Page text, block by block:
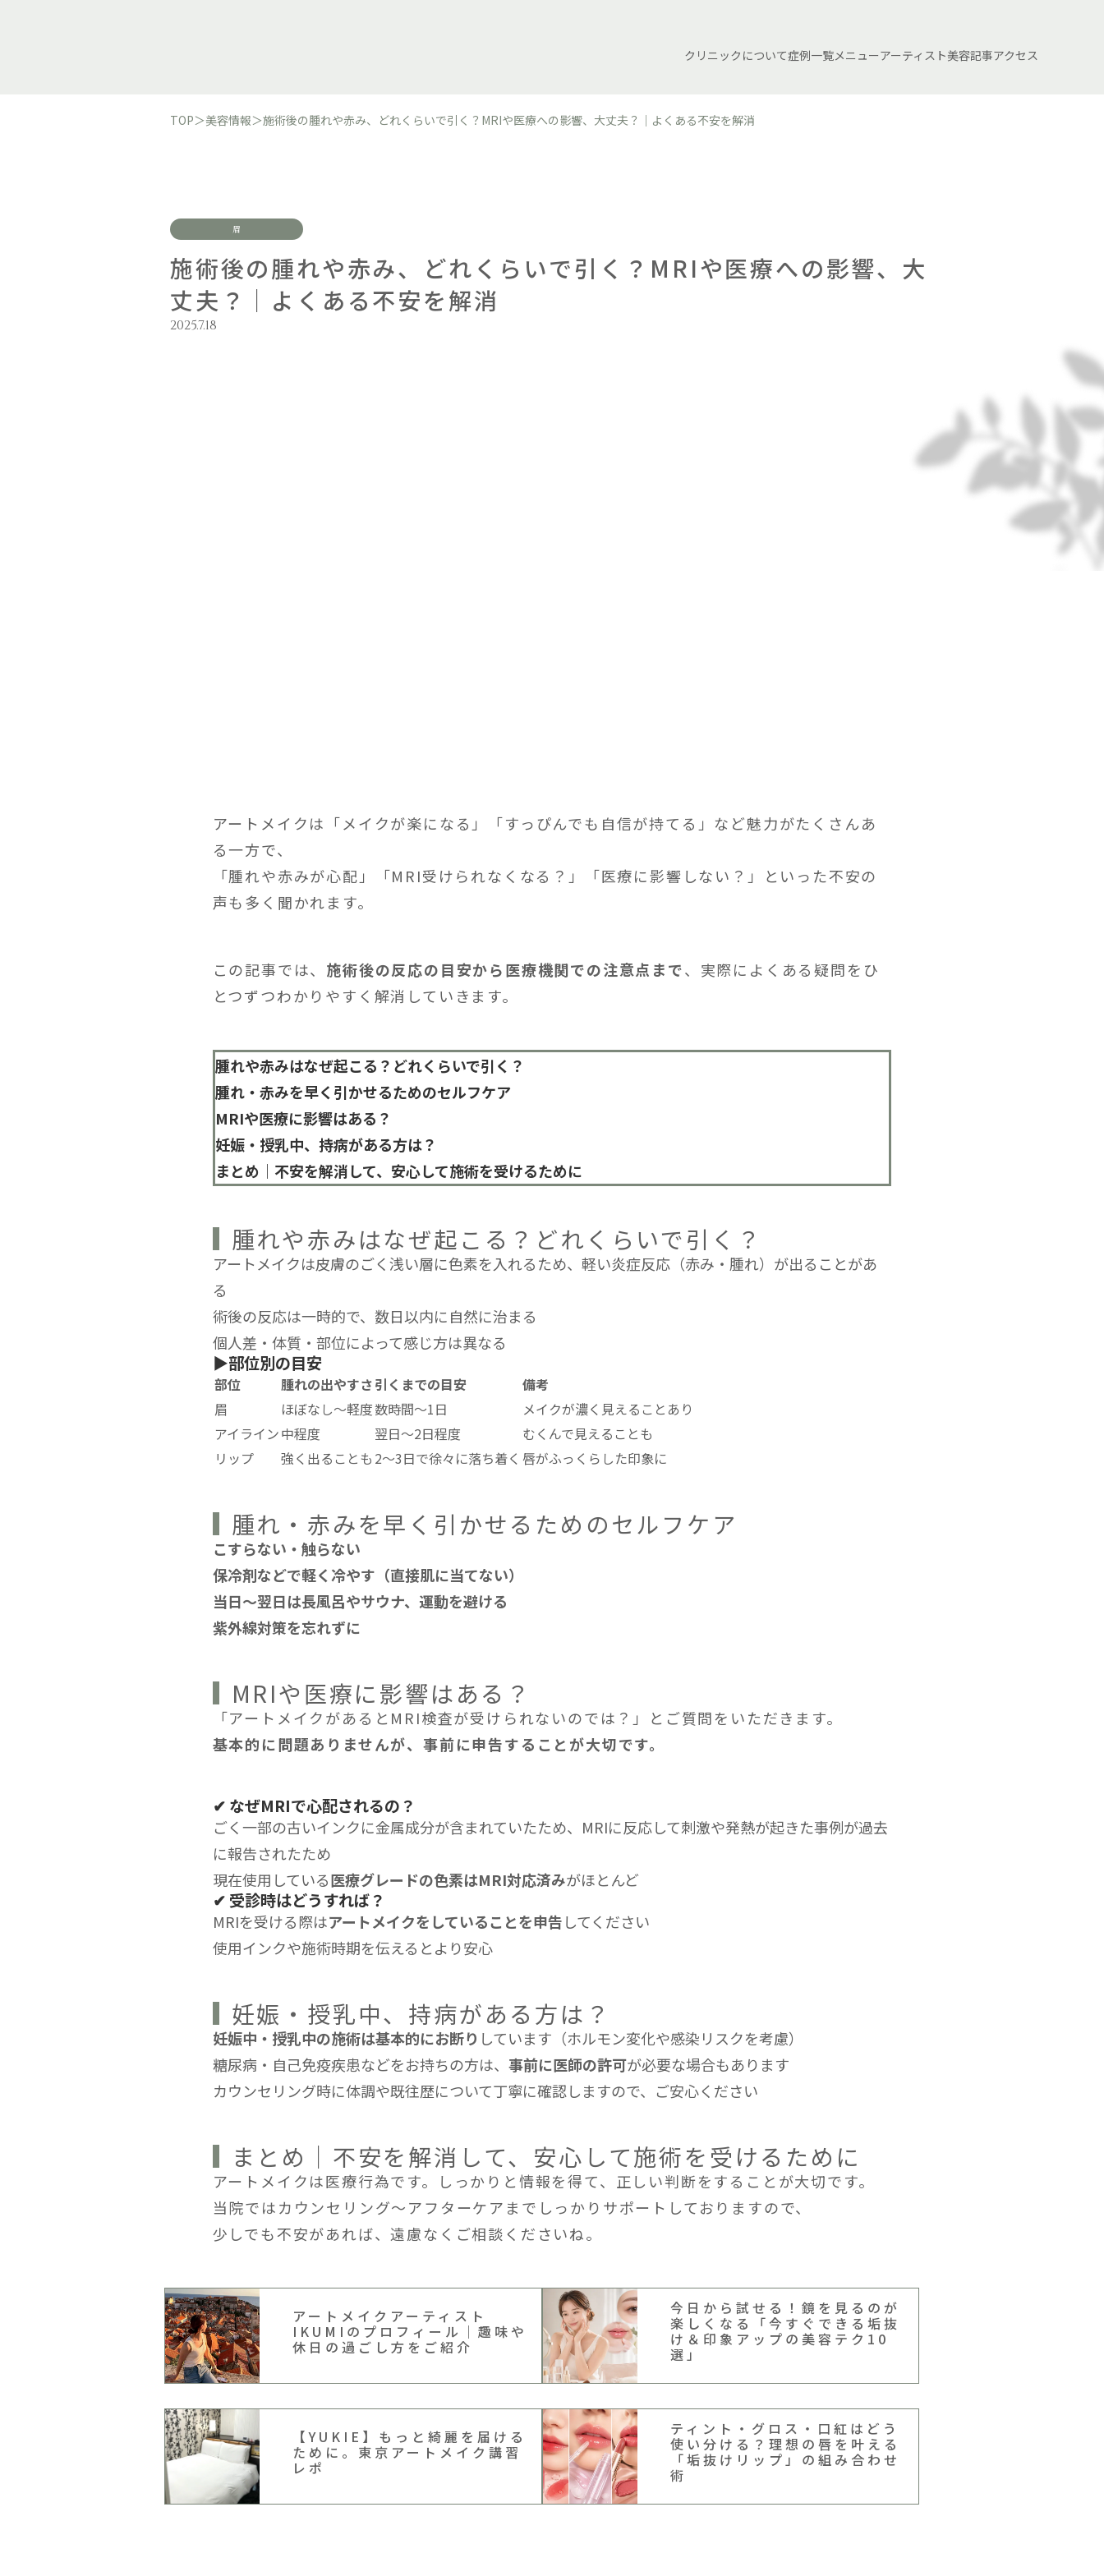
クリニックについて症例一覧メニューアーティスト美容記事アクセス
TOP＞美容情報＞施術後の腫れや赤み、どれくらいで引く？MRIや医療への影響、大丈夫？｜よくある不安を解消
眉
施術後の腫れや赤み、どれくらいで引く？MRIや医療への影響、大
丈夫？｜よくある不安を解消
2025.7.18
アートメイクは「メイクが楽になる」「すっぴんでも自信が持てる」など魅力がたくさんあ
る一方で、
「腫れや赤みが心配」「MRI受けられなくなる？」「医療に影響しない？」といった不安の
声も多く聞かれます。
この記事では、 施術後の反応の目安から医療機関での注意点まで、実際によくある疑問をひ
とつずつわかりやすく解消していきます。
腫れや赤みはなぜ起こる？どれくらいで引く？
腫れ・赤みを早く引かせるためのセルフケア
MRIや医療に影響はある？
妊娠・授乳中、持病がある方は？
まとめ｜不安を解消して、安心して施術を受けるために
腫れや赤みはなぜ起こる？どれくらいで引く？
アートメイクは皮膚のごく浅い層に色素を入れるため、軽い炎症反応（赤み・腫れ）が出ることがあ
る
術後の反応は一時的で、数日以内に自然に治まる
個人差・体質・部位によって感じ方は異なる
▶︎部位別の目安
部位 腫れの出やすさ引くまでの目安
備考
眉
ほぼなし〜軽度数時間〜1日
メイクが濃く見えることあり
アイライン中程度 翌日〜2日程度
むくんで見えることも
リップ
強く出ることも 2〜3日で徐々に落ち着く 唇がふっくらした印象に
腫れ・赤みを早く引かせるためのセルフケア
こすらない・触らない
保冷剤などで軽く冷やす（直接肌に当てない）
当日〜翌日は長風呂やサウナ、運動を避ける
紫外線対策を忘れずに
MRIや医療に影響はある？
「アートメイクがあるとMRI検査が受けられないのでは？」とご質問をいただきます。
基本的に問題ありませんが、事前に申告することが大切です。
✔︎ なぜMRIで心配されるの？
ごく一部の古いインクに金属成分が含まれていたため、MRIに反応して刺激や発熱が起きた事例が過去
に報告されたため
現在使用している医療グレードの色素はMRI対応済みがほとんど
✔︎ 受診時はどうすれば？
MRIを受ける際はアートメイクをしていることを申告してください
使用インクや施術時期を伝えるとより安心
妊娠・授乳中、持病がある方は？
妊娠中・授乳中の施術は基本的にお断り しています（ホルモン変化や感染リスクを考慮）
糖尿病・自己免疫疾患などをお持ちの方は、 事前に医師の許可が必要な場合もあります
カウンセリング時に体調や既往歴について丁寧に確認しますので、ご安心ください
まとめ｜不安を解消して、安心して施術を受けるために
アートメイクは医療行為です。しっかりと情報を得て、正しい判断をすることが大切です。
当院ではカウンセリング〜アフターケアまでしっかりサポートしておりますので、
少しでも不安があれば、遠慮なくご相談くださいね。
アートメイクアーティスト
IKUMIのプロフィール｜趣味や
休日の過ごし方をご紹介
今日から試せる！鏡を見るのが
楽しくなる「今すぐできる垢抜
け＆印象アップの美容テク10
選」
【YUKIE】もっと綺麗を届ける
ために。東京アートメイク講習
レポ
ティント・グロス・口紅はどう
使い分ける？理想の唇を叶える
「垢抜けリップ」の組み合わせ
術